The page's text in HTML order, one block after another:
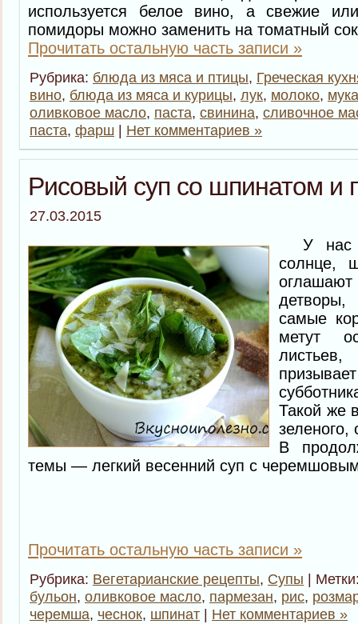
используется белое вино, а свежие
помидоры можно заменить на томатный
Прочитать остальную часть записи »
Рубрика: блюда из мяса и птицы, Греческая
вино, блюда из мяса и курицы, лук, молоко, мука
оливковое масло, паста, свинина, сливочное
паста, фарш | Нет комментариев »
Рисовый суп со шпинатом и
27.03.2015
У нас
солнце,
самые
метут
Такой же
зеленого,
В
темы — легкий весенний суп с
Прочитать остальную часть записи »
Рубрика: Вегетарианские рецепты, Супы |
бульон, оливковое масло, пармезан, рис,
черемша, чеснок, шпинат | Нет комментариев »